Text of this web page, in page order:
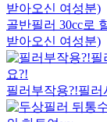
골반필러 30cc로
받아오신 여성분)
필러부작용?!필